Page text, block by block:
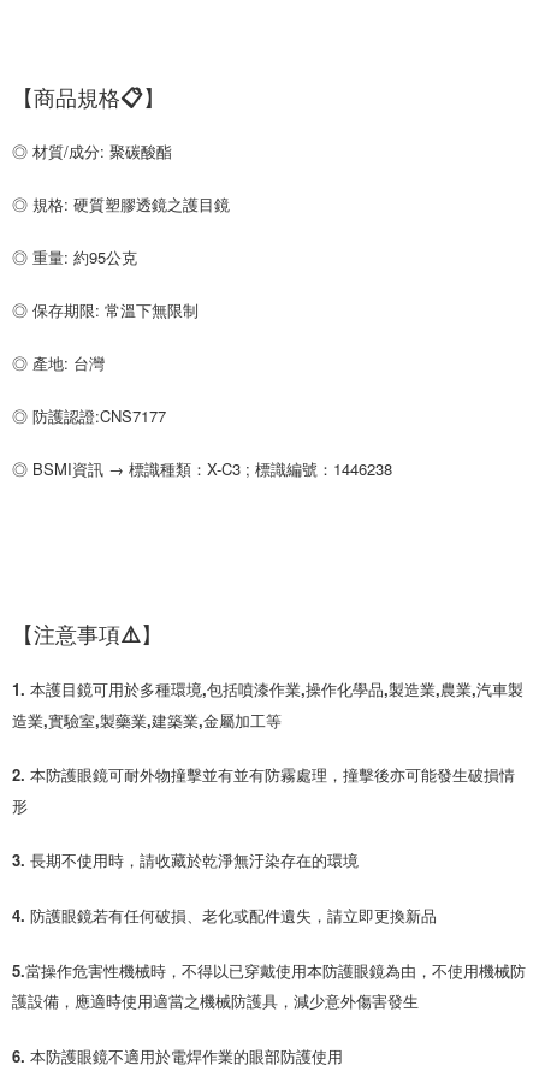
【商品規格📋】
◎ 材質/成分: 聚碳酸酯
◎ 規格: 硬質塑膠透鏡之護目鏡
◎ 重量: 約95公克
◎ 保存期限: 常溫下無限制
◎ 產地: 台灣
◎ 防護認證:CNS7177
◎ BSMI資訊 → 標識種類：X-C3 ; 標識編號：1446238
【注意事項⚠️】
1. 本護目鏡可用於多種環境,包括噴漆作業,操作化學品,製造業,農業,汽車製
造業,實驗室,製藥業,建築業,金屬加工等
2. 本防護眼鏡可耐外物撞擊並有並有防霧處理，撞擊後亦可能發生破損情
形
3. 長期不使用時，請收藏於乾淨無汙染存在的環境
4. 防護眼鏡若有任何破損、老化或配件遺失，請立即更換新品
5.當操作危害性機械時，不得以已穿戴使用本防護眼鏡為由，不使用機械防
護設備，應適時使用適當之機械防護具，減少意外傷害發生
6. 本防護眼鏡不適用於電焊作業的眼部防護使用